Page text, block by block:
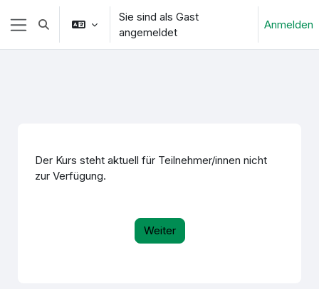
Zum Hauptinhalt
Website-Übersicht
Sucheingabe umschalten
Sie sind als Gast
angemeldet
Anmelden
Der Kurs steht aktuell für Teilnehmer/innen nicht
zur Verfügung.
Weiter